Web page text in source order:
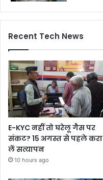
Recent Tech News
E-KYC नहीं तो घरेलू गैस पर
संकट? 15 अगस्त से पहले करा
लें सत्यापन
10 hours ago